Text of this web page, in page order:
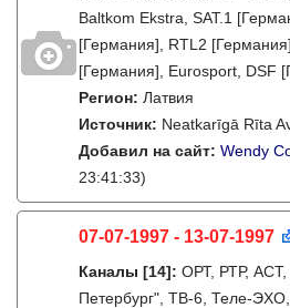
Baltkom Ekstra, SAT.1
[Германия], RTL2
[Германия], Eurosport, DSF
Регион: Латвия
Источник: Neatkarīgā Rīta
Добавил на сайт: Wendy
23:41:33)
07-07-1997 - 13-07-1997
Каналы [14]: ОРТ, РТР,
Петербург", ТВ-6, Теле-